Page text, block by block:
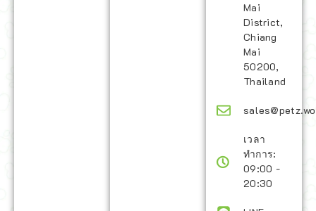
Mai
District,
Chiang
Mai
50200,
Thailand
เวลา
ทำการ:
09:00 -
20:30